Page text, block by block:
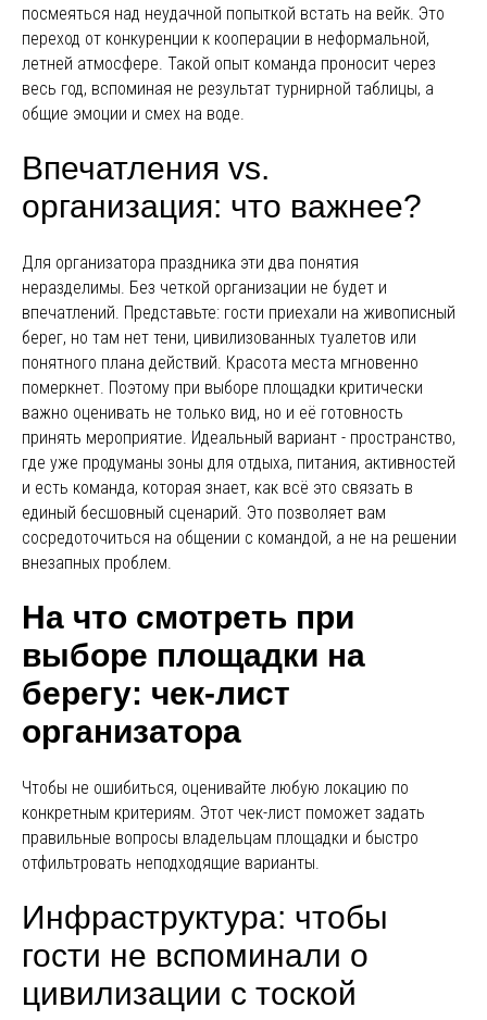
посмеяться над неудачной попыткой встать на вейк. Это
переход от конкуренции к кооперации в неформальной,
летней атмосфере. Такой опыт команда проносит через
весь год, вспоминая не результат турнирной таблицы, а
общие эмоции и смех на воде.
Впечатления vs.
организация: что важнее?
Для организатора праздника эти два понятия
неразделимы. Без четкой организации не будет и
впечатлений. Представьте: гости приехали на живописный
берег, но там нет тени, цивилизованных туалетов или
понятного плана действий. Красота места мгновенно
померкнет. Поэтому при выборе площадки критически
важно оценивать не только вид, но и её готовность
принять мероприятие. Идеальный вариант - пространство,
где уже продуманы зоны для отдыха, питания, активностей
и есть команда, которая знает, как всё это связать в
единый бесшовный сценарий. Это позволяет вам
сосредоточиться на общении с командой, а не на решении
внезапных проблем.
На что смотреть при
выборе площадки на
берегу: чек-лист
организатора
Чтобы не ошибиться, оценивайте любую локацию по
конкретным критериям. Этот чек-лист поможет задать
правильные вопросы владельцам площадки и быстро
отфильтровать неподходящие варианты.
Инфраструктура: чтобы
гости не вспоминали о
цивилизации с тоской